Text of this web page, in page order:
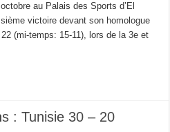
au Palais des Sports d’El
victoire devant son homologue
(mi-temps: 15-11), lors de la 3e et
: Tunisie 30 – 20